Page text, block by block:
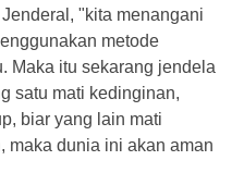
"kita menangani
metode
Maka itu sekarang jendela
satu mati kedinginan,
biar yang lain mati
maka dunia ini akan aman